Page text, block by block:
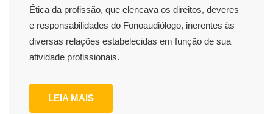
Ética da profissão, que elencava os direitos, deveres
e responsabilidades do Fonoaudiólogo, inerentes às
diversas relações estabelecidas em função de sua
atividade profissionais.
LEIA MAIS